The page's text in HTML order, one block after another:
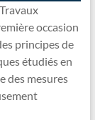
occasion
principes de
étudiés en
des mesures